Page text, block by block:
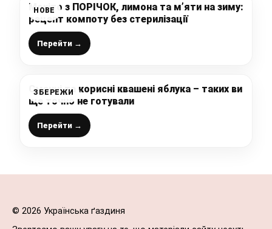
НОВЕ
Мохіто з ПОРІЧОК, лимона та м’яти на зиму:
рецепт компоту без стерилізації
Перейти →
ЗБЕРЕЖИ
Смачні та корисні квашені яблука – таких ви
ще точно не готували
Перейти →
© 2026 Українська ґаздиня